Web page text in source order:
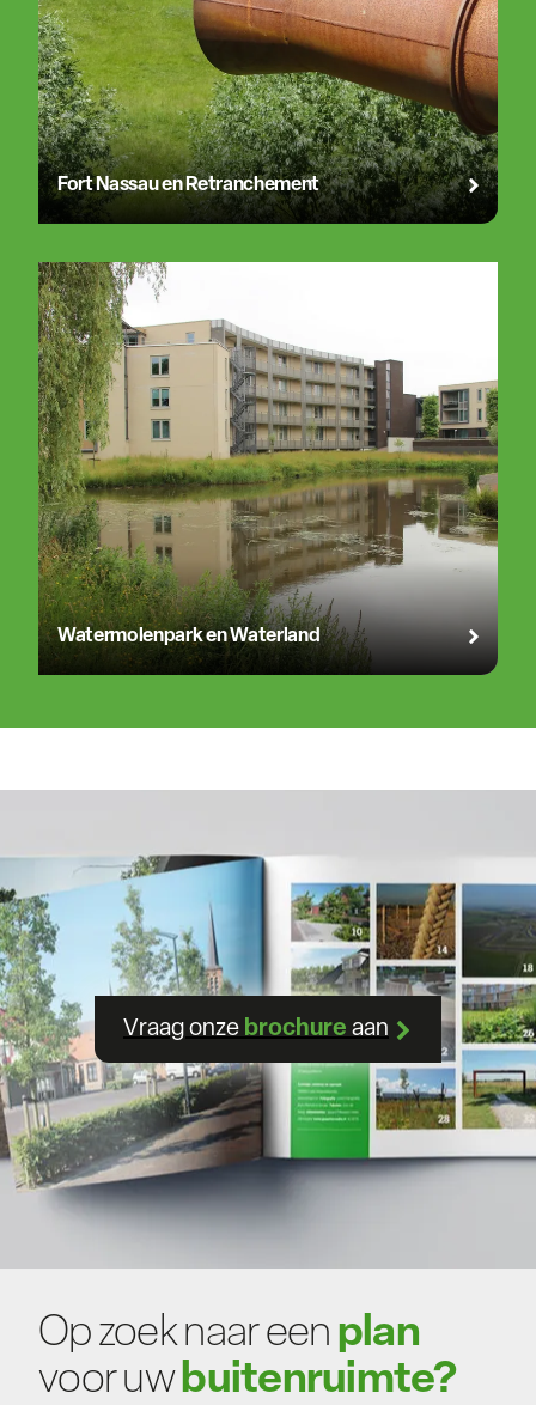
Fort Nassau en Retranchement
Watermolenpark en Waterland
Vraag onze brochure aan
Op zoek naar een plan
voor uwbuitenruimte?